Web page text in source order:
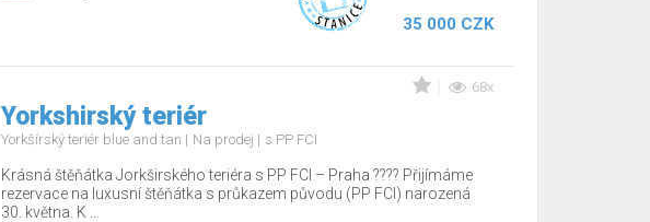
35 000 CZK
68x
Yorkshirský teriér
Yorkšírský teriér blue and tan Na prodej s PP FCI
Krásná štěňátka Jorkširského teriéra s PP FCI – Praha ???? Přijímáme
rezervace na luxusní štěňátka s průkazem původu (PP FCI) narozená
30. května. K ...